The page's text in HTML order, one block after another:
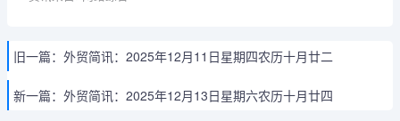
旧一篇： 外贸简讯：2025年12月11日星期四农历十月廿二
新一篇： 外贸简讯：2025年12月13日星期六农历十月廿四